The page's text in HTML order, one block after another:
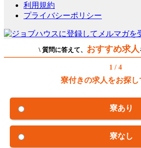
利用規約
プライバシーポリシー
\ 質問に答えて、 おすすめ求人
1 / 4
寮付きの求人をお探し
寮あり
寮なし